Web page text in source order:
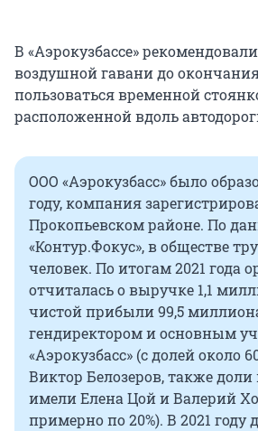
В «Аэрокузбассе»
воздушной гавани до
пользоваться временной
расположенной вдоль
ООО «Аэрокузбасс» было
году, компания
Прокопьевском районе. По
«Контур.Фокус», в обществе
человек. По итогам 2021 года
отчиталась о выручке 1,1
чистой прибыли 99,5
гендиректором и основным
«Аэрокузбасс» (с долей около
Виктор Белозеров, также
имели Елена Цой и Валерий
примерно по 20%). В 2021 году